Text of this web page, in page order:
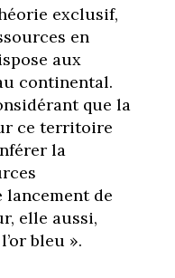
exclusif,
en
aux
continental.
que la
ce territoire
la
lancement de
elle aussi,
bleu ».